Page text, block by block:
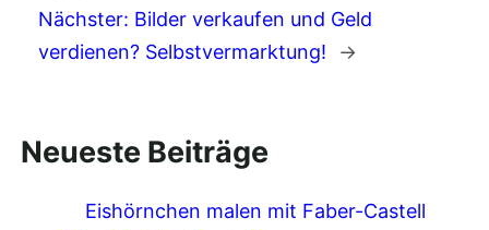
Nächster: Bilder verkaufen und Geld
verdienen? Selbstvermarktung!
→
Neueste Beiträge
Eishörnchen malen mit Faber-Castell